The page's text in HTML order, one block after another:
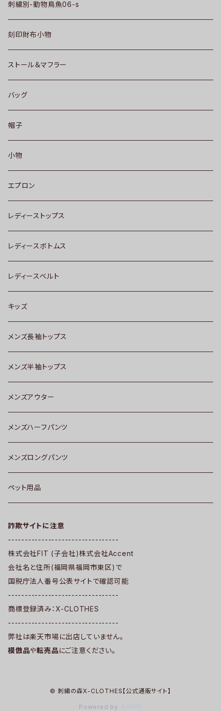
刺繍別-動物鳥魚06-s
刻印財布小物
ストール＆マフラー
バッグ
帽子
小物
エプロン
レディーストップス
レディースボトムス
レディースベルト
キッズ
メンズ長袖トップス
メンズ半袖トップス
メンズアウター
メンズハーフパンツ
メンズロングパンツ
ペット用品
詐欺サイトに注意
---------------------------------
株式会社FIT (子会社)株式会社Accent
会社名と住所(福岡県福岡市東区)で
国税庁法人番号公表サイトで確認可能
---------------------------------
商標登録済み：X-CLOTHES
---------------------------------
弊社は楽天市場に出店していません。
模倣品や転売品にご注意ください。
© 刺繍の森X-CLOTHES【公式通販サイト】
Powered by